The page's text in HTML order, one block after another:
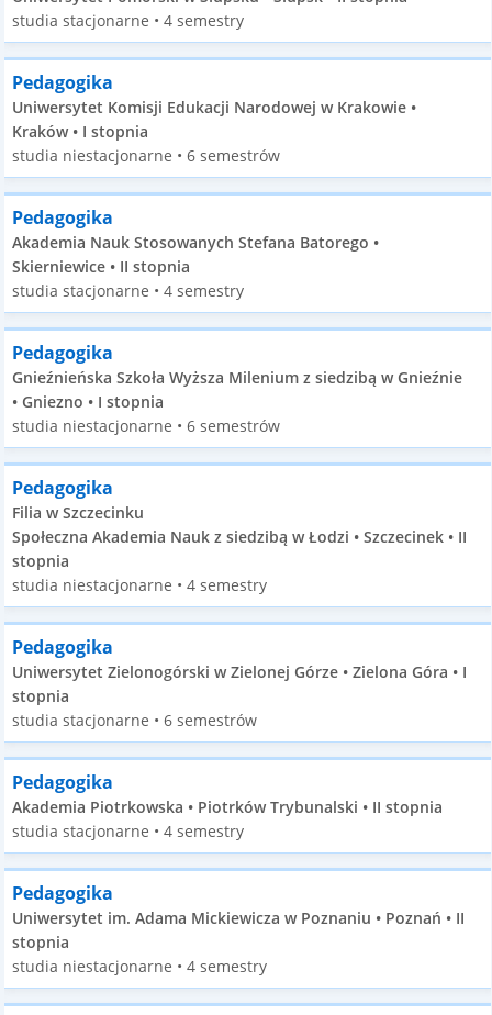
studia stacjonarne • 4 semestry
Pedagogika
Uniwersytet Komisji Edukacji Narodowej w Krakowie •
Kraków • I stopnia
studia niestacjonarne • 6 semestrów
Pedagogika
Akademia Nauk Stosowanych Stefana Batorego •
Skierniewice • II stopnia
studia stacjonarne • 4 semestry
Pedagogika
Gnieźnieńska Szkoła Wyższa Milenium z siedzibą w Gnieźnie
• Gniezno • I stopnia
studia niestacjonarne • 6 semestrów
Pedagogika
Filia w Szczecinku
Społeczna Akademia Nauk z siedzibą w Łodzi • Szczecinek • II
stopnia
studia niestacjonarne • 4 semestry
Pedagogika
Uniwersytet Zielonogórski w Zielonej Górze • Zielona Góra • I
stopnia
studia stacjonarne • 6 semestrów
Pedagogika
Akademia Piotrkowska • Piotrków Trybunalski • II stopnia
studia stacjonarne • 4 semestry
Pedagogika
Uniwersytet im. Adama Mickiewicza w Poznaniu • Poznań • II
stopnia
studia niestacjonarne • 4 semestry